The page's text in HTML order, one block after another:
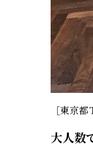
［東京都
大人数